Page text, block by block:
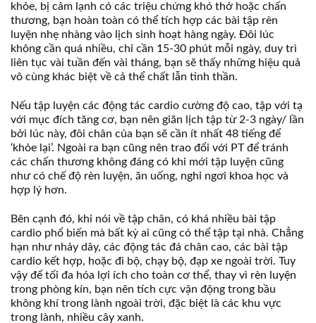
khỏe, bị cảm lạnh có các triệu chứng khó thở hoặc chấn
thương, bạn hoàn toàn có thể tích hợp các bài tập rèn
luyện nhẹ nhàng vào lịch sinh hoạt hàng ngày. Đôi lúc
không cần quá nhiều, chỉ cần 15-30 phút mỗi ngày, duy trì
liên tục vài tuần đến vài tháng, bạn sẽ thấy những hiệu quả
vô cùng khác biệt về cả thể chất lẫn tinh thần.
Nếu tập luyện các động tác cardio cường độ cao, tập với tạ
với mục đích tăng cơ, bạn nên giãn lịch tập từ 2-3 ngày/ lần
bởi lúc này, đôi chân của bạn sẽ cần ít nhất 48 tiếng để
‘khỏe lại’. Ngoài ra bạn cũng nên trao đổi với PT để tránh
các chấn thương không đáng có khi mới tập luyện cũng
như có chế độ rèn luyện, ăn uống, nghỉ ngơi khoa học và
hợp lý hơn.
Bên cạnh đó, khi nói về tập chân, có khá nhiều bài tập
cardio phổ biến mà bất kỳ ai cũng có thể tập tại nhà. Chẳng
hạn như nhảy dây, các động tác đá chân cao, các bài tập
cardio kết hợp, hoặc đi bộ, chạy bộ, đạp xe ngoài trời. Tuy
vậy để tối đa hóa lợi ích cho toàn cơ thể, thay vì rèn luyện
trong phòng kín, bạn nên tích cực vận động trong bầu
không khí trong lành ngoài trời, đặc biệt là các khu vực
trong lành, nhiều cây xanh.